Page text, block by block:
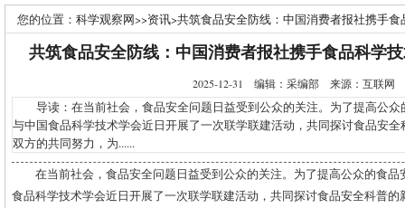
您的位置： 科学观察网>>资讯>共筑食品安全防线：中国消费者报社携手
共筑食品安全防线：中国消费者报社携手食品科学
2025-12-31 编辑：采编部 来源：互联网
导读：在当前社会，食品安全问题日益受到公众的关注。为了提高公众
与中国食品科学技术学会近日开展了一次联学联建活动，共同探讨食品安
双方的共同努力，为......
在当前社会，食品安全问题日益受到公众的关注。为了提高公众的食
食品科学技术学会近日开展了一次联学联建活动，共同探讨食品安全科普